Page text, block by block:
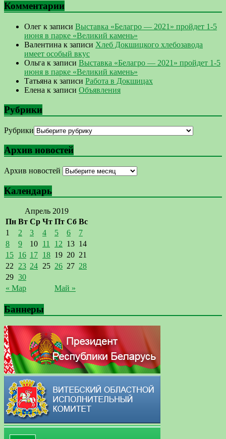
Комментарии
Олег к записи Выставка «Белагро — 2021» пройдет 1-5
июня в парке «Великий камень»
Валентина к записи Хлеб Докшицкого хлебозавода
имеет особый вкус
Ольга к записи Выставка «Белагро — 2021» пройдет 1-5
июня в парке «Великий камень»
Татьяна к записи Работа в Докшицах
Елена к записи Объявления
Рубрики
Рубрики
Архив новостей
Архив новостей
Календарь
Апрель 2019
Пн Вт Ср Чт Пт Сб Вс
« Мар Май »
1 2 3 4 5 6
7
8
9 10 11 12 13 14
15 16 17 18 19 20 21
22 23 24 25 26 27 28
29 30
Баннеры